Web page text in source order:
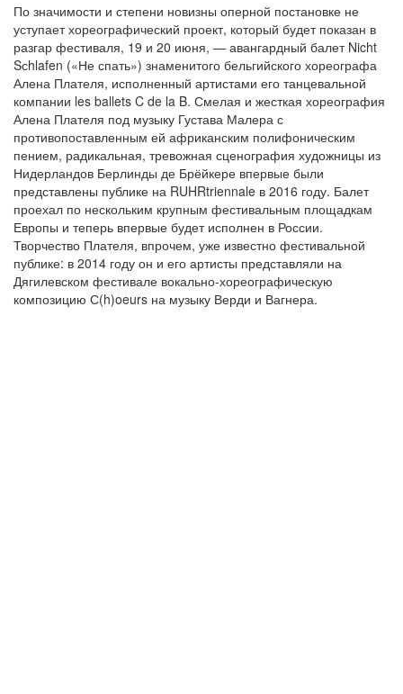
По значимости и степени новизны оперной постановке не
уступает хореографический проект, который будет показан в
разгар фестиваля, 19 и 20 июня, — авангардный балет Nicht
Sсhlafen («Не спать») знаменитого бельгийского хореографа
Алена Плателя, исполненный артистами его танцевальной
компании les ballets C de la B. Смелая и жесткая хореография
Алена Плателя под музыку Густава Малера с
противопоставленным ей африканским полифоническим
пением, радикальная, тревожная сценография художницы из
Нидерландов Берлинды де Брёйкере впервые были
представлены публике на RUHRtriennale в 2016 году. Балет
проехал по нескольким крупным фестивальным площадкам
Европы и теперь впервые будет исполнен в России.
Творчество Плателя, впрочем, уже известно фестивальной
публике: в 2014 году он и его артисты представляли на
Дягилевском фестивале вокально-хореографическую
композицию С(h)oeurs на музыку Верди и Вагнера.